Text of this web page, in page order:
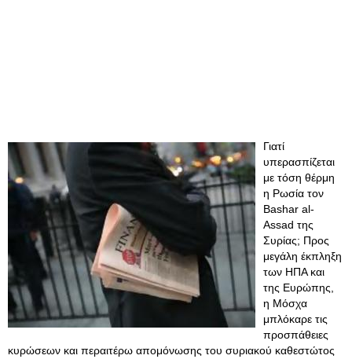
Γιατί
υπερασπίζεται
με τόση θέρμη
η Ρωσία τον
Bashar al-
Assad της
Συρίας; Προς
μεγάλη έκπληξη
των ΗΠΑ και
της Ευρώπης,
η Μόσχα
μπλόκαρε τις
προσπάθειες
κυρώσεων και περαιτέρω απομόνωσης του συριακού καθεστώτος